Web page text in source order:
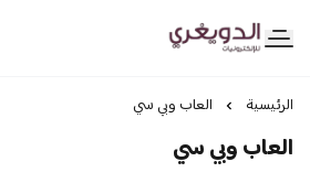
الدويغري • للإلكترونيات
الرئيسية العاب وبي سي
العاب وبي سي